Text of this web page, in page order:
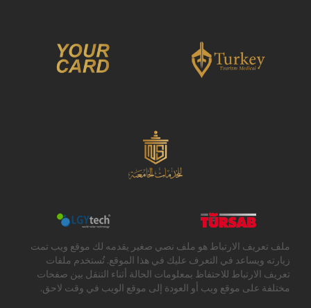
ملف تعريف الارتباط هو ملف نصي صغير يقدمه لك موقع ويب تمت
زيارته ويساعد في التعرف عليك في هذا الموقع. تُستخدم ملفات
تعريف الارتباط للاحتفاظ بمعلومات الحالة أثناء التنقل بين صفحات
مختلفة على موقع ويب أو العودة إلى موقع الويب في وقت لاحق.